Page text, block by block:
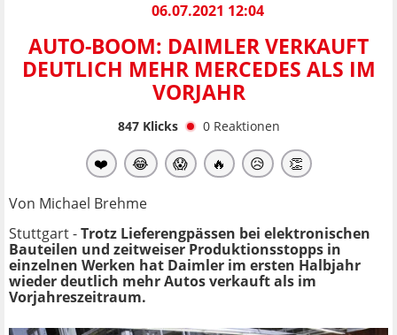
06.07.2021 12:04
AUTO-BOOM: DAIMLER VERKAUFT
DEUTLICH MEHR MERCEDES ALS IM
VORJAHR
847Klicks 0 Reaktionen
❤️ 😂 😱 🔥 😥 👏
Von Michael Brehme
Stuttgart -Trotz Lieferengpässen bei elektronischen
Bauteilen und zeitweiser Produktionsstopps in
einzelnen Werken hat Daimler im ersten Halbjahr
wieder deutlich mehr Autos verkauft als im
Vorjahreszeitraum.